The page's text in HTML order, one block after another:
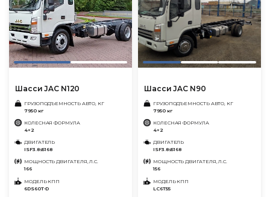
Шасси JAC N120
ГРУЗОПОДЪЕМНОСТЬ АВТО, КГ
7950 кг
КОЛЕСНАЯ ФОРМУЛА
4×2
ДВИГАТЕЛЬ
ISF3.8s5168
МОЩНОСТЬ ДВИГАТЕЛЯ, Л.С.
166
МОДЕЛЬ КПП
6DS60T-D
Шасси JAC N90
ГРУЗОПОДЪЕМНОСТЬ АВТО, КГ
7950 кг
КОЛЕСНАЯ ФОРМУЛА
4×2
ДВИГАТЕЛЬ
ISF3.8s5168
МОЩНОСТЬ ДВИГАТЕЛЯ, Л.С.
156
МОДЕЛЬ КПП
LC6T55